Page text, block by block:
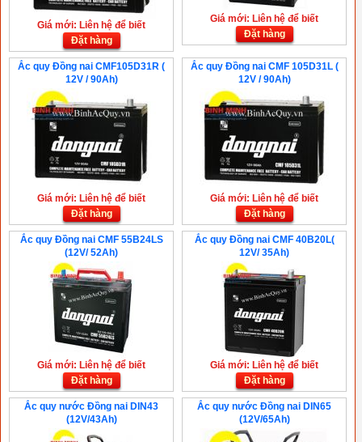
Giá mới: Liên hệ để biết
Đặt hàng
Giá mới: Liên hệ để biết
Đặt hàng
Ắc quy Đồng nai CMF105D31R (
12V / 90Ah)
Giá mới: Liên hệ để biết
Đặt hàng
Ắc quy Đồng nai CMF 105D31L (
12V / 90Ah)
Giá mới: Liên hệ để biết
Đặt hàng
Ắc quy Đồng nai CMF 55B24LS
(12V/ 52Ah)
Giá mới: Liên hệ để biết
Đặt hàng
Ắc quy Đồng nai CMF 40B20L(
12V/ 35Ah)
Giá mới: Liên hệ để biết
Đặt hàng
Ắc quy nước Đồng nai DIN43
(12V/43Ah)
Ắc quy nước Đồng nai DIN65
(12V/65Ah)